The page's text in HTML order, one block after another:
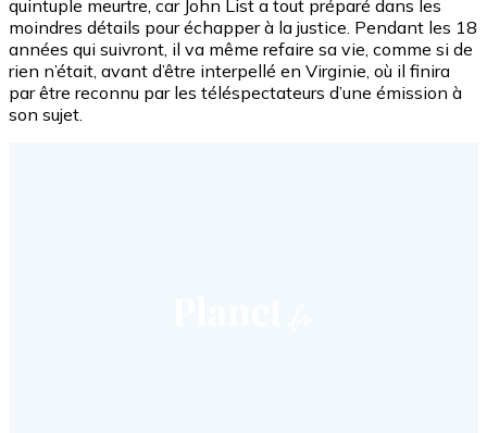
quintuple meurtre, car John List a tout préparé dans les
moindres détails pour échapper à la justice. Pendant les 18
années qui suivront, il va même refaire sa vie, comme si de
rien n’était, avant d’être interpellé en Virginie, où il finira
par être reconnu par les téléspectateurs d’une émission à
son sujet.